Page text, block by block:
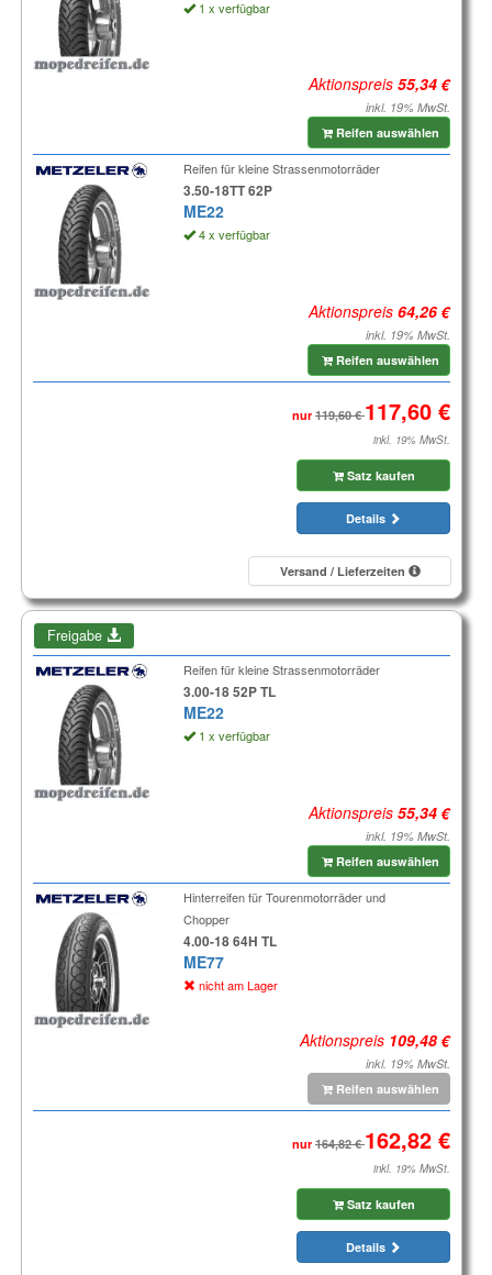
1 x verfügbar
Aktionspreis
inkl. 19% MwSt.
Reifen auswählen
Reifen für kleine Strassenmotorräder
3.50-18TT 62P
ME22
4 x verfügbar
Aktionspreis
inkl. 19% MwSt.
Reifen auswählen
nur
inkl. 19% MwSt.
Satz kaufen
Details
Versand / Lieferzeiten
Freigabe
Reifen für kleine Strassenmotorräder
3.00-18 52P TL
ME22
1 x verfügbar
Aktionspreis
inkl. 19% MwSt.
Reifen auswählen
Hinterreifen für Tourenmotorräder und
Chopper
4.00-18 64H TL
ME77
nicht am Lager
Aktionspreis
inkl. 19% MwSt.
Reifen auswählen
nur
inkl. 19% MwSt.
Satz kaufen
Details